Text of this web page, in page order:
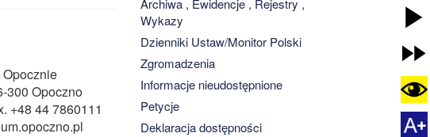
300 Opoczno
+48 447860111
Archiwa , Ewidencje , Rejestry ,
Wykazy
Dzienniki Ustaw/Monitor Polski
Zgromadzenia
Informacje nieudostępnione
Petycje
Deklaracja dostępności